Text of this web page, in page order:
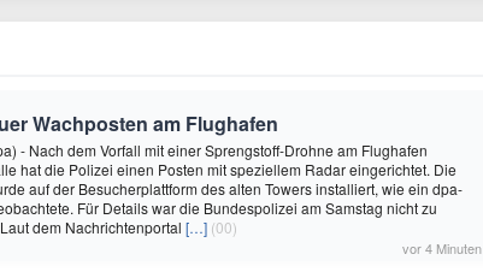
Wachposten am Flughafen
- Nach dem Vorfall mit einer Sprengstoff-Drohne am Flughafen
hat die Polizei einen Posten mit speziellem Radar eingerichtet. Die
auf der Besucherplattform des alten Towers installiert, wie ein dpa-
Für Details war die Bundespolizei am Samstag nicht zu
dem Nachrichtenportal […] (00)
vor 4 Minuten